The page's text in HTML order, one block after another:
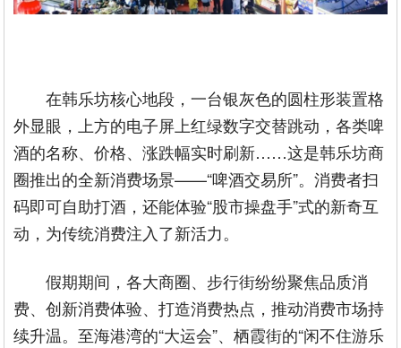
在韩乐坊核心地段，一台银灰色的圆柱形装置格
外显眼，上方的电子屏上红绿数字交替跳动，各类啤
酒的名称、价格、涨跌幅实时刷新……这是韩乐坊商
圈推出的全新消费场景——“啤酒交易所”。消费者扫
码即可自助打酒，还能体验“股市操盘手”式的新奇互
动，为传统消费注入了新活力。
假期期间，各大商圈、步行街纷纷聚焦品质消
费、创新消费体验、打造消费热点，推动消费市场持
续升温。至海港湾的“大运会”、栖霞街的“闲不住游乐